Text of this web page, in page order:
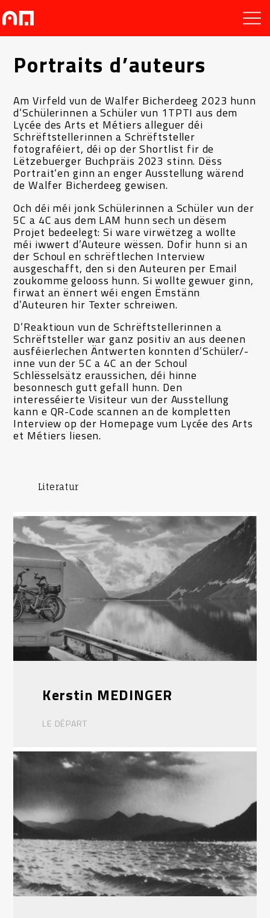
Portraits d’auteurs
Am Virfeld vun de Walfer Bicherdeeg 2023 hunn
d’Schülerinnen a Schüler vun 1TPTI aus dem
Lycée des Arts et Métiers alleguer déi
Schrëftstellerinnen a Schrëftsteller
fotograféiert, déi op der Shortlist fir de
Lëtzebuerger Buchpräis 2023 stinn. Dëss
Portrait‘en ginn an enger Ausstellung wärend
de Walfer Bicherdeeg gewisen.
Och déi méi jonk Schülerinnen a Schüler vun der
5C a 4C aus dem LAM hunn sech un dësem
Projet bedeelegt: Si ware virwëtzeg a wollte
méi iwwert d’Auteure wëssen. Dofir hunn si an
der Schoul en schrëftlechen Interview
ausgeschafft, den si den Auteuren per Email
zoukomme gelooss hunn. Si wollte gewuer ginn,
firwat an ënnert wéi engen Ëmstänn
d’Auteuren hir Texter schreiwen.
D’Reaktioun vun de Schrëftstellerinnen a
Schrëftsteller war ganz positiv an aus deenen
ausféierlechen Äntwerten konnten d’Schüler/-
inne vun der 5C a 4C an der Schoul
Schlësselsätz eraussichen, déi hinne
besonnesch gutt gefall hunn. Den
interesséierte Visiteur vun der Ausstellung
kann e QR-Code scannen an de kompletten
Interview op der Homepage vum Lycée des Arts
et Métiers liesen.
Literatur
Kerstin MEDINGER
LE DÉPART